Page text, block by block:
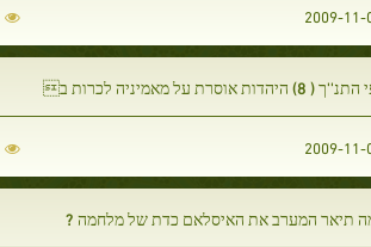
8) היהדות אוסרת על מאמיניה לכרות ב
תיאר המערב את האיסלאם כדת של מלחמה ?